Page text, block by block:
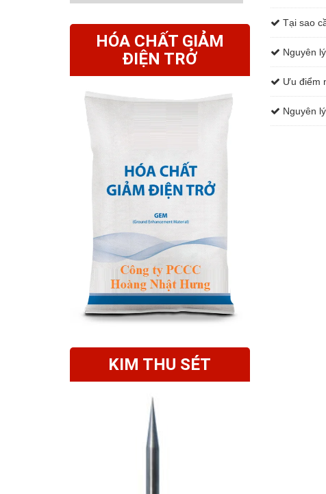
Tại sao
Nguyên
Ưu điểm
Nguyên
HÓA CHẤT GIẢM
ĐIỆN TRỞ
KIM THU SÉT